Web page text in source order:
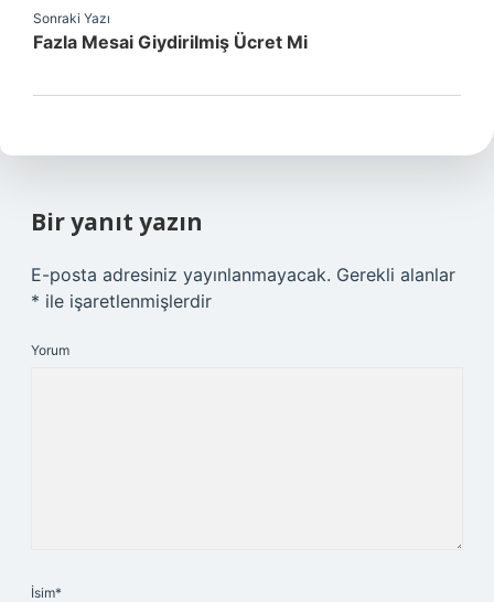
Sonraki Yazı
Fazla Mesai Giydirilmiş Ücret Mi
Bir yanıt yazın
E-posta adresiniz yayınlanmayacak. Gerekli alanlar
* ile işaretlenmişlerdir
Yorum
İsim*